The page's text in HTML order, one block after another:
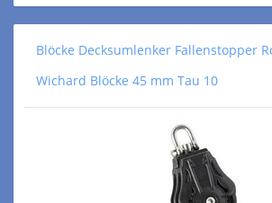
Blöcke Decksumlenker Fallenstopper
Wichard Blöcke 45 mm Tau 10